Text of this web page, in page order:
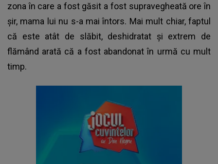
zona în care a fost găsit a fost supravegheată ore în
șir, mama lui nu s-a mai întors. Mai mult chiar, faptul
că este atât de slăbit, deshidratat și extrem de
flămând arată că a fost abandonat în urmă cu mult
timp.